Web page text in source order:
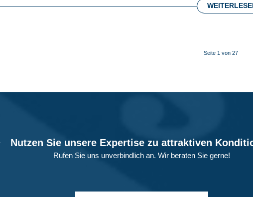
Seite 1 von 27
Nutzen Sie unsere Expertise zu attraktiven
Rufen Sie uns unverbindlich an. Wir beraten Sie gerne!